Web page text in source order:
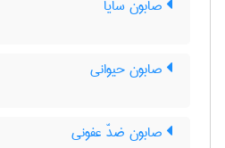
صابون سایا
صابون حیوانی
صابون ضدّ عفونی